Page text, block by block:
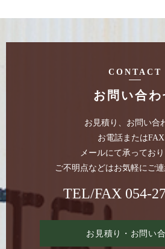
CONTACT
お問い合わ
お見積り、お問い合
お電話またはFAX
メールにて承っており
ご不明点などはお気軽にご連
TEL/FAX 054-
お見積り・お問い